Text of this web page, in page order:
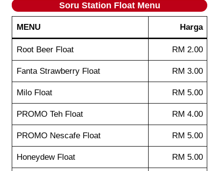
Soru Station Float Menu
MENU Harga
Root Beer Float RM 2.00
Fanta Strawberry Float RM 3.00
Milo Float RM 5.00
PROMO Teh Float RM 4.00
PROMO Nescafe Float RM 5.00
Honeydew Float RM 5.00